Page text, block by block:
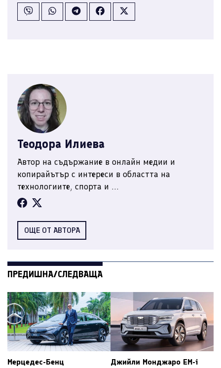
Теодора Илиева
Автор на съдържание в онлайн медии и
копирайътър с интереси в областта на
технологиите, спорта и ...
ОЩЕ ОТ АВТОРА
ПРЕДИШНА/СЛЕДВАЩА
Мерцедес-Бенц
Джийли Монджаро EM-i